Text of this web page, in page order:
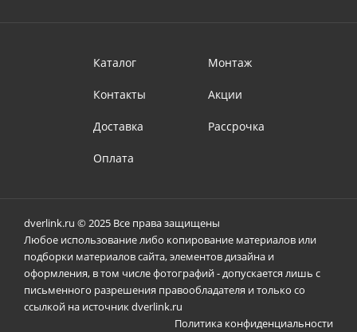
Каталог
Контакты
Доставка
Оплата
Монтаж
Акции
Рассрочка
dverlink.ru © 2025 Все права защищены
Любое использование либо копирование материалов или
подборки материалов сайта, элементов дизайна и
оформления, в том числе фотографий - допускается лишь с
письменного разрешения правообладателя и только со
ссылкой на источник dverlink.ru
Политика конфиденциальности